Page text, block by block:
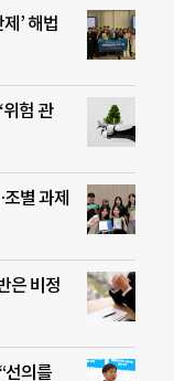
’ 해법
험 관
별 과제
은 비정
선의를